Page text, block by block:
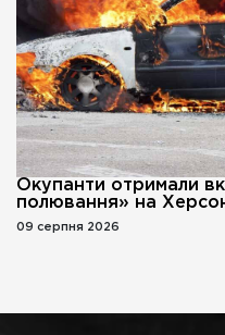
Окупанти отримали
полювання» на
09 серпня 2026